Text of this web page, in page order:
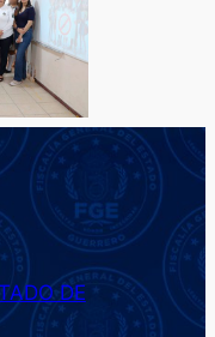
DE